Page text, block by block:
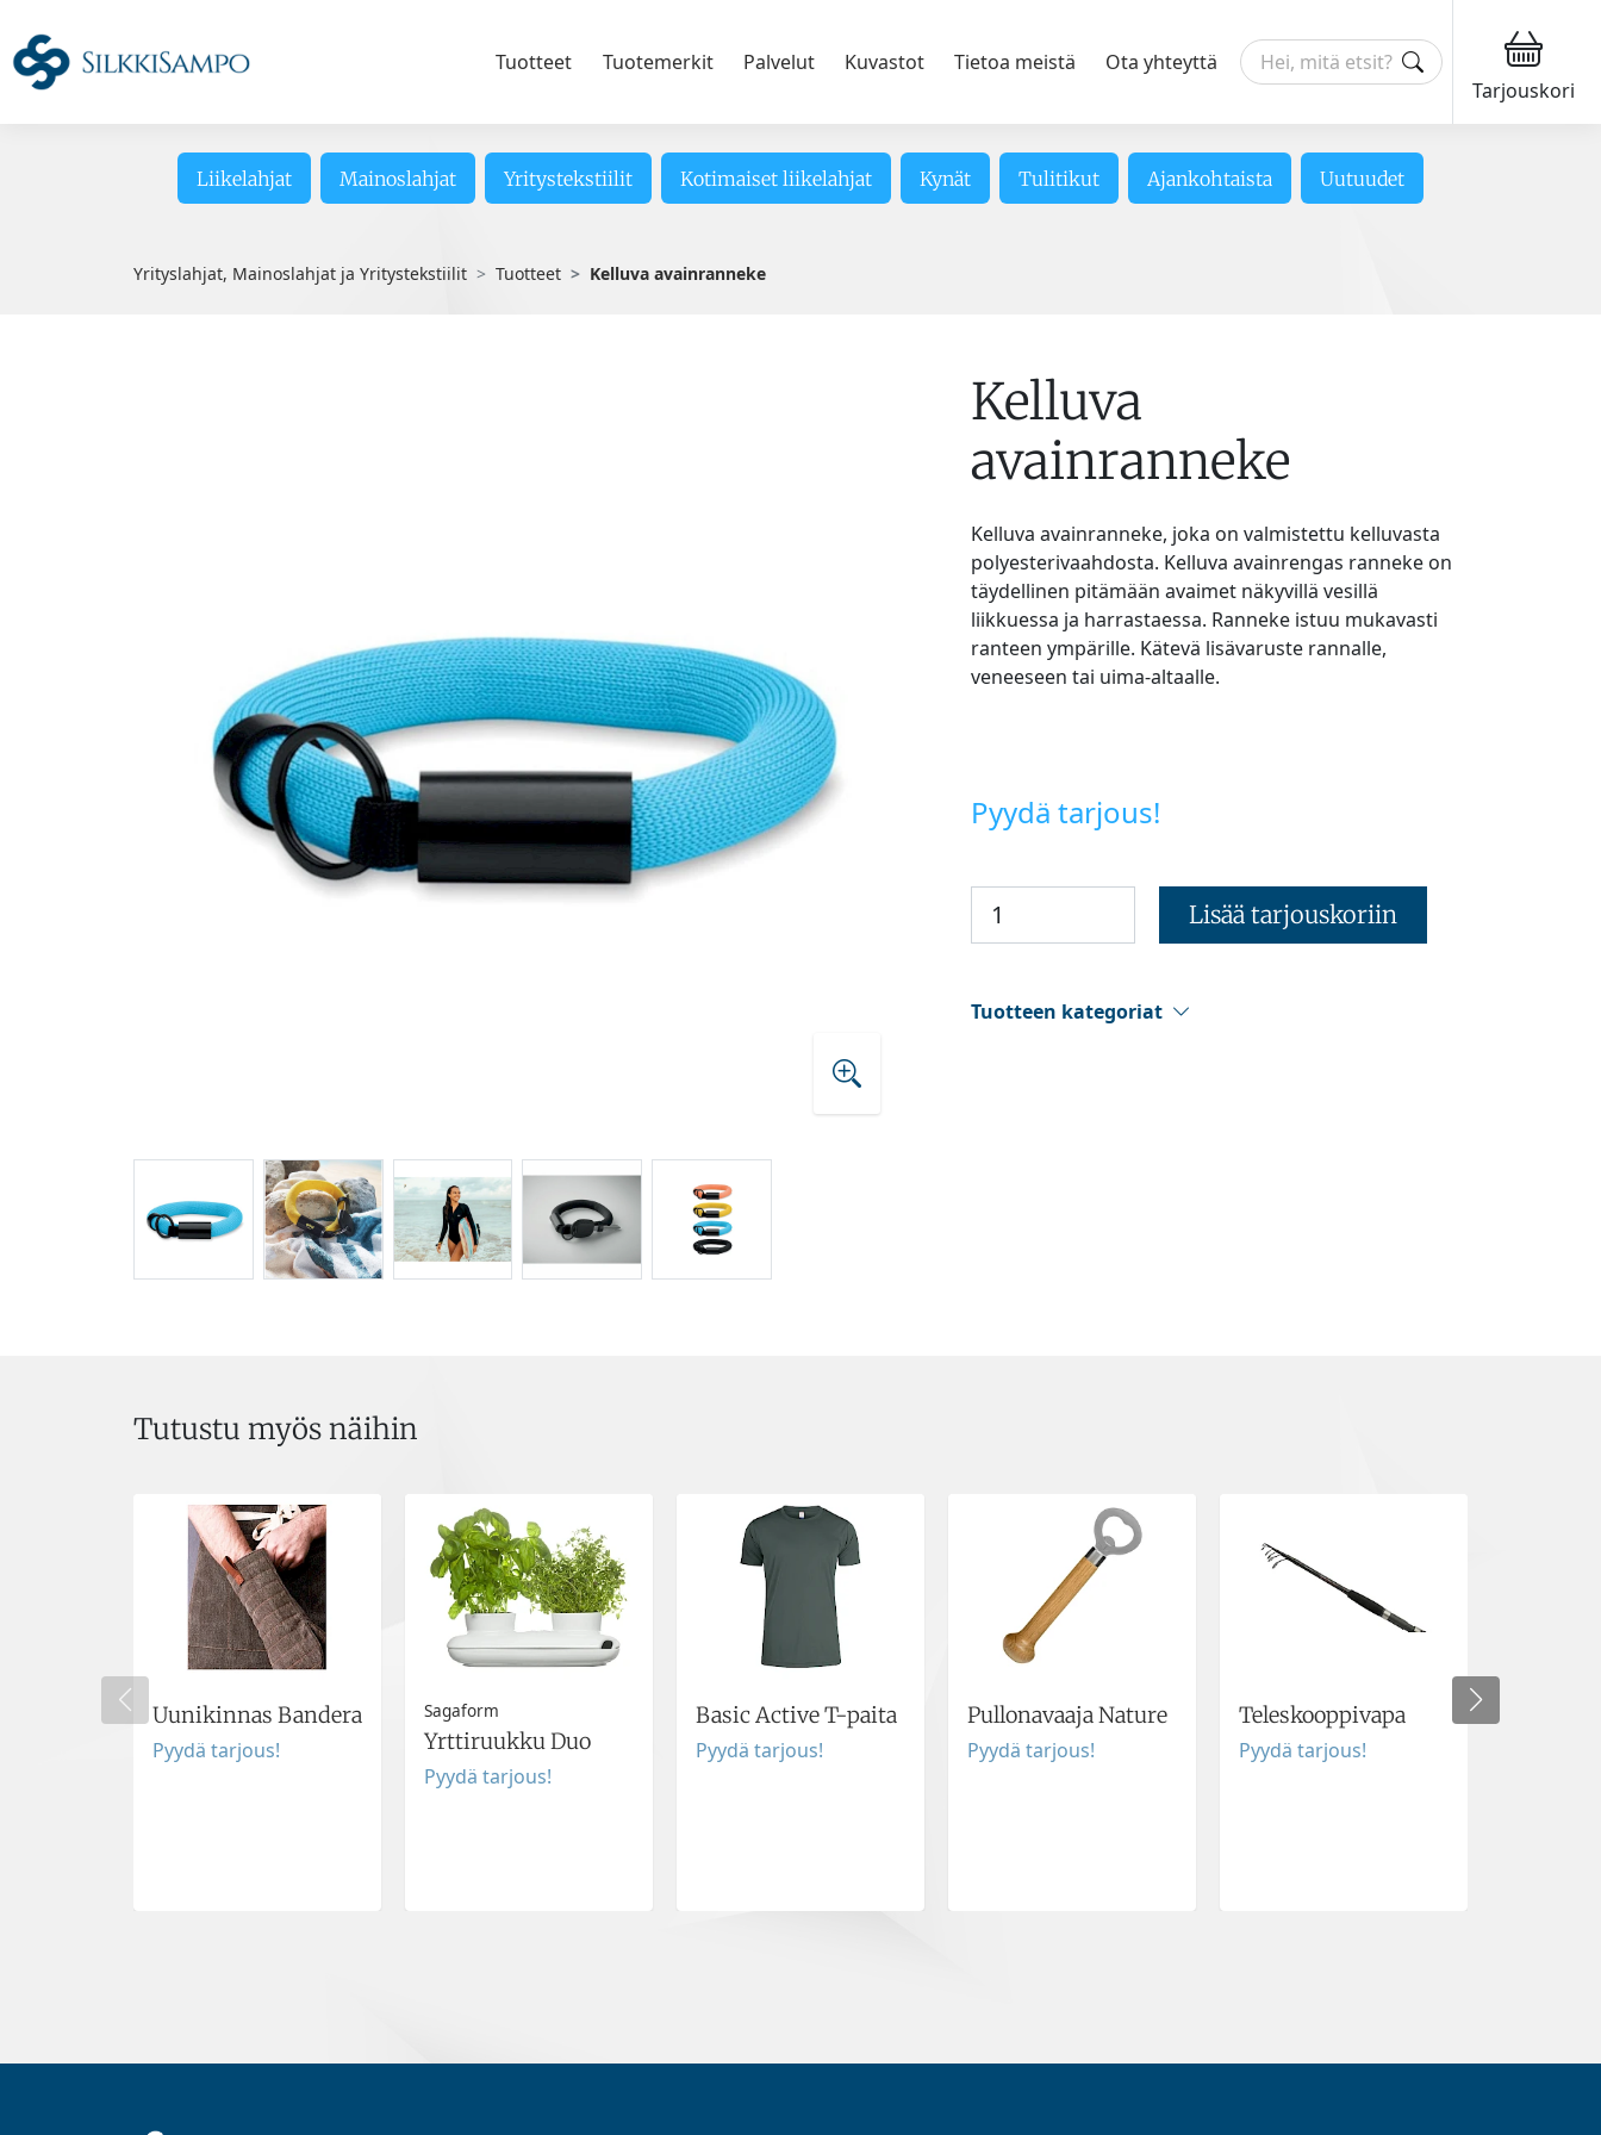
Tuotteet Tuotemerkit Palvelut Kuvastot Tietoa meistä
Ota yhteyttä
Tarjouskori
Liikelahjat Mainoslahjat Yritystekstiilit Kotimaiset liikelahjat Kynät Tulitikut Ajankohtaista Uutuudet
Yrityslahjat, Mainoslahjat ja Yritystekstiilit Tuotteet Kelluva avainranneke
Kelluva
avainranneke
Kelluva avainranneke, joka on valmistettu kelluvasta
polyesterivaahdosta. Kelluva avainrengas ranneke on
täydellinen pitämään avaimet näkyvillä vesillä
liikkuessa ja harrastaessa. Ranneke istuu mukavasti
ranteen ympärille. Kätevä lisävaruste rannalle,
veneeseen tai uima-altaalle.
Pyydä tarjous!
Lisää tarjouskoriin
Tuotteen kategoriat
Tutustu myös näihin
Uunikinnas Bandera
Pyydä tarjous!
Sagaform
Yrttiruukku Duo
Pyydä tarjous!
Basic Active T-paita
Pyydä tarjous!
Pullonavaaja Nature
Pyydä tarjous!
Teleskooppivapa
Pyydä tarjous!